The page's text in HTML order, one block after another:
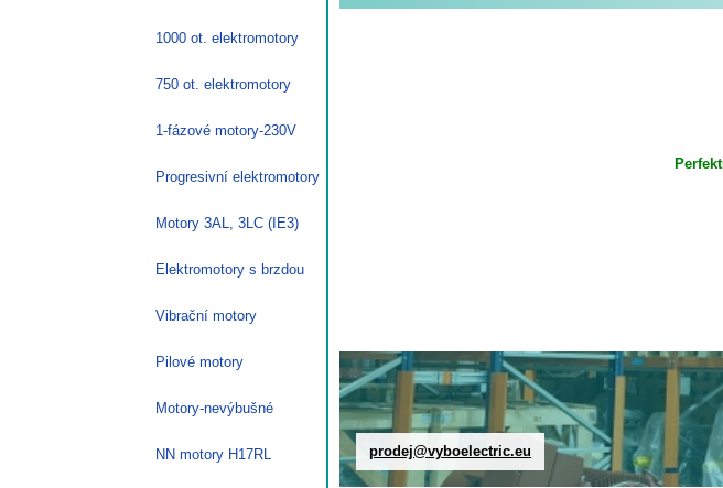
prodej@vyboelectric.eu
1000 ot. elektromotory
750 ot. elektromotory
1-fázové motory-230V
Progresivní elektromotory
Motory 3AL, 3LC (IE3)
Elektromotory s brzdou
Vibrační motory
Pilové motory
Motory-nevýbušné
NN motory H17RL